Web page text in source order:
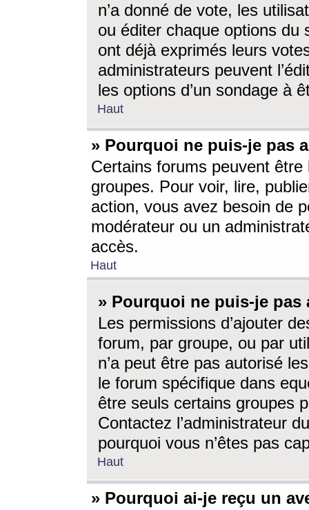
n’a donné de vote, les
ou éditer chaque options du
ont déjà exprimés leurs
administrateurs peuvent
les options d’un sondage à
Haut
» Pourquoi ne puis-je pas
Certains forums peuvent être
groupes. Pour voir, lire,
action, vous avez besoin de
modérateur ou un
accès.
Haut
» Pourquoi ne puis-je
Les permissions d’ajouter
forum, par groupe, ou par
n’a peut être pas autorisé
le forum spécifique dans
être seuls certains groupes
Contactez l’administrateur
pourquoi vous n’êtes pas
Haut
» Pourquoi ai-je reçu un